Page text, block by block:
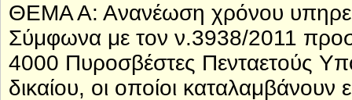
ΘΕΜΑ Α: Ανανέωση χρόνου
Σύμφωνα με τον ν.3938/2011
4000 Πυροσβέστες Πενταετούς
δικαίου, οι οποίοι καταλαμβάνουν